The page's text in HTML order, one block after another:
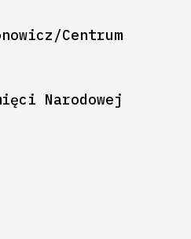
Centrum
Narodowej